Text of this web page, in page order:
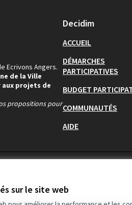
sur le site web
Ecrivons Angers.
de la Ville
aux projets de
propositions pour
Decidim
ACCUEIL
DÉMARCHES
PARTICIPATIVES
BUDGET
COMMUNAUTÉS
AIDE